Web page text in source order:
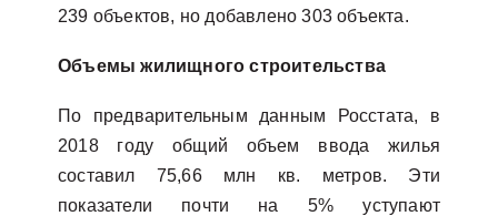
239 объектов, но добавлено 303 объекта.
Объемы жилищного строительства
По предварительным данным Росстата, в
2018 году общий объем ввода жилья
составил 75,66 млн кв. метров. Эти
показатели почти на 5% уступают